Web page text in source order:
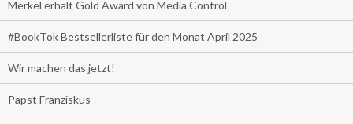
Merkel erhält Gold Award von Media Control
#BookTok Bestsellerliste für den Monat April 2025
Wir machen das jetzt!
Papst Franziskus